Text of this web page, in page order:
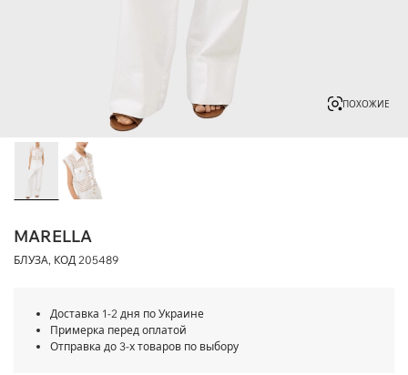
ПОХОЖИЕ
MARELLA
БЛУЗА, КОД 205489
Доставка 1-2 дня по Украине
Примерка перед оплатой
Отправка до 3-х товаров по выбору